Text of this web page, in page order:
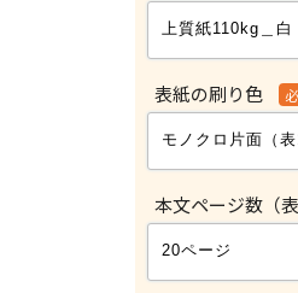
表紙の刷り色
本文ページ数（表